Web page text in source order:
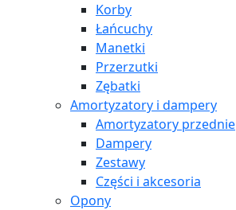
Korby
Łańcuchy
Manetki
Przerzutki
Zębatki
Amortyzatory i dampery
Amortyzatory przednie
Dampery
Zestawy
Części i akcesoria
Opony